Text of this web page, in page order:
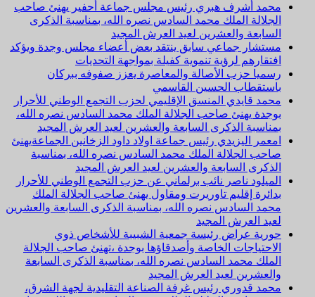
محمد أشرف هبري رئيس مجلس جماعة أحفير يهنئ صاحب
الجلالة الملك محمد السادس نصره الله، بمناسبة الذكرى
السابعة والعشرين لعيد العرش المجيد
مستشار جماعي سابق ينتقد بعض أعضاء مجلس وجدة ويؤكد
افتقارهم لرؤية تنموية كفيلة بمواجهة التحديات
رسميا حزب الأصالة والمعاصرة يعزز صفوفه ببركان
باستقطاب الحسين القاسمي
محمد قايدي المنسق الإقليمي لحزب التجمع الوطني للأحرار
بوجدة يهنئ صاحب الجلالة الملك محمد السادس نصره الله،
بمناسبة الذكرى السابعة والعشرين لعيد العرش المجيد
امعمر اليزيدي رئيس جماعة اولاد داود الزخانين الجماعةيهنئ
صاحب الجلالة الملك محمد السادس نصره الله، بمناسبة
الذكرى السابعة والعشرين لعيد العرش المجيد
الميلود ناصر نائب برلماني عن حزب التجمع الوطني للأحرار
بدائرة إقليم تاوريرت ومقاول يهنئ صاحب الجلالة الملك
محمد السادس نصره الله، بمناسبة الذكرى السابعة والعشرين
لعيد العرش المجيد
حورية عراض رئيسة جمعية الشبيبة للأشخاص ذوي
الاحتياجات الخاصة وأصدقاؤها بوجدة ،تهنئ صاحب الجلالة
الملك محمد السادس نصره الله، بمناسبة الذكرى السابعة
والعشرين لعيد العرش المجيد
محمد قدوري رئيس غرفة الصناعة التقليدية لجهة الشرق،